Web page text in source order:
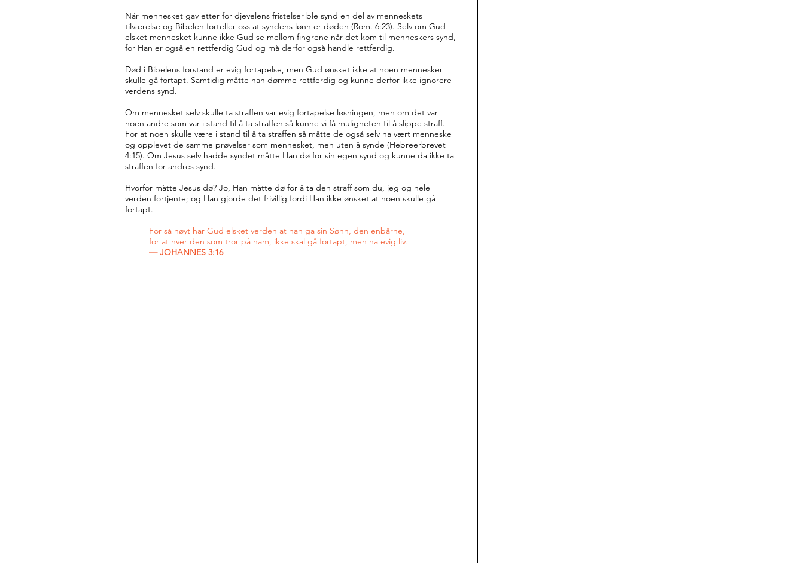
Når mennesket gav etter for djevelens fristelser ble synd en del av menneskets
tilværelse og Bibelen forteller oss at syndens lønn er døden (Rom. 6:23). Selv om Gud
elsket mennesket kunne ikke Gud se mellom fingrene når det kom til menneskers synd,
for Han er også en rettferdig Gud og må derfor også handle rettferdig.
Død i Bibelens forstand er evig fortapelse, men Gud ønsket ikke at noen mennesker
skulle gå fortapt. Samtidig måtte han dømme rettferdig og kunne derfor ikke ignorere
verdens synd.
Om mennesket selv skulle ta straffen var evig fortapelse løsningen, men om det var
noen andre som var i stand til å ta straffen så kunne vi få muligheten til å slippe straff.
For at noen skulle være i stand til å ta straffen så måtte de også selv ha vært menneske
og opplevet de samme prøvelser som mennesket, men uten å synde (Hebreerbrevet
4:15). Om Jesus selv hadde syndet måtte Han dø for sin egen synd og kunne da ikke ta
straffen for andres synd.
Hvorfor måtte Jesus dø? Jo, Han måtte dø for å ta den straff som du, jeg og hele
verden fortjente; og Han gjorde det frivillig fordi Han ikke ønsket at noen skulle gå
fortapt.
For så høyt har Gud elsket verden at han ga sin Sønn, den enbårne,
for at hver den som tror på ham, ikke skal gå fortapt, men ha evig liv.
— JOHANNES 3:16